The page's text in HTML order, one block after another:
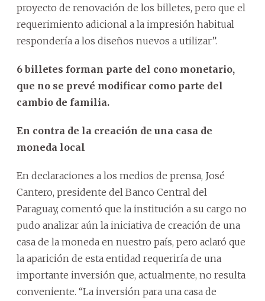
proyecto de renovación de los billetes, pero que el
requerimiento adicional a la impresión habitual
respondería a los diseños nuevos a utilizar”.
6 billetes forman parte del cono monetario,
que no se prevé modificar como parte del
cambio de familia.
En contra de la creación de una casa de
moneda local
En declaraciones a los medios de prensa, José
Cantero, presidente del Banco Central del
Paraguay, comentó que la institución a su cargo no
pudo analizar aún la iniciativa de creación de una
casa de la moneda en nuestro país, pero aclaró que
la aparición de esta entidad requeriría de una
importante inversión que, actualmente, no resulta
conveniente. “La inversión para una casa de